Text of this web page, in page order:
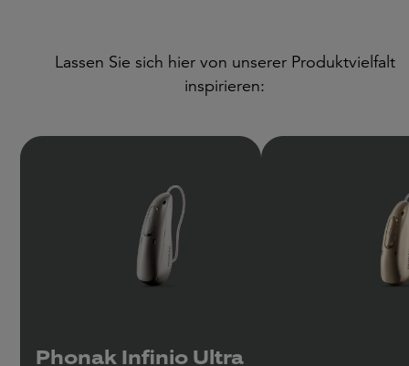
Lassen Sie sich hier von unserer Produktvielfalt
inspirieren:
Phonak Infinio Ultra